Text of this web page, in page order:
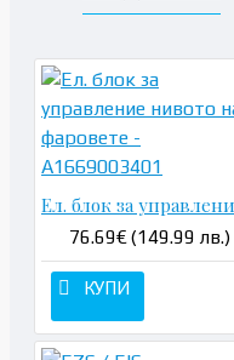
76.69€ (149.99 лв.)
КУПИ